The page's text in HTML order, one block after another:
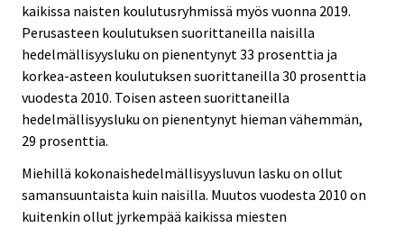
kaikissa naisten koulutusryhmissä myös vuonna 2019.
Perusasteen koulutuksen suorittaneilla naisilla
hedelmällisyysluku on pienentynyt 33 prosenttia ja
korkea-asteen koulutuksen suorittaneilla 30 prosenttia
vuodesta 2010. Toisen asteen suorittaneilla
hedelmällisyysluku on pienentynyt hieman vähemmän,
29 prosenttia.
Miehillä kokonaishedelmällisyysluvun lasku on ollut
samansuuntaista kuin naisilla. Muutos vuodesta 2010 on
kuitenkin ollut jyrkempää kaikissa miesten